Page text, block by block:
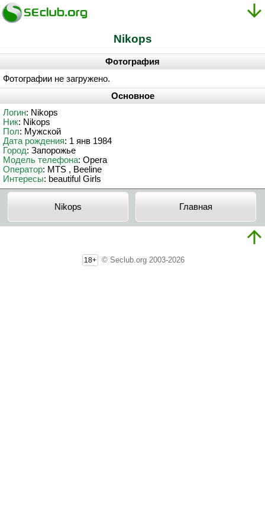
Nikops
Фотография
Фотографии не загружено.
Основное
Логин: Nikops
Ник: Nikops
Пол: Мужской
Дата рождения: 1 янв 1984
Город: Запорожье
Модель телефона: Opera
Оператор: MTS , Beeline
Интересы: beautiful Girls
Nikops Главная
18+ © Seclub.org 2003-2026